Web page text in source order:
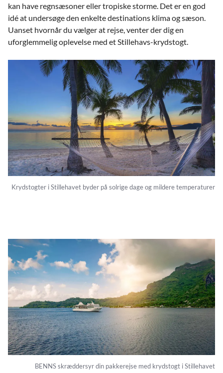
kan have regnsæsoner eller tropiske storme. Det er en god
idé at undersøge den enkelte destinations klima og sæson.
Uanset hvornår du vælger at rejse, venter der dig en
uforglemmelig oplevelse med et Stillehavs-krydstogt.
Krydstogter i Stillehavet byder på solrige dage og mildere temperaturer
BENNS skræddersyr din pakkerejse med krydstogt i Stillehavet